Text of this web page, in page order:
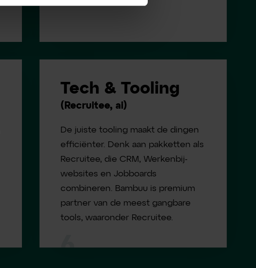
Tech & Tooling
(Recruitee, ai)
De juiste tooling maakt de dingen
efficiënter. Denk aan pakketten als
Recruitee, die CRM, Werkenbij-
websites en Jobboards
combineren. Bambuu is premium
partner van de meest gangbare
tools, waaronder Recruitee.
6